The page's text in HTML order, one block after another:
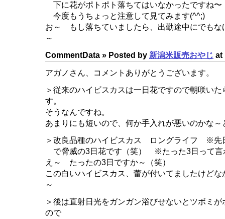
下に花がポトポト落ちてはいなかったですね〜
今度もうちょっと注意して見てみます(^^;)
お～ もし落ちていましたら、出勤途中にでもな
～
CommentData » Posted by 新潟米販売おやじ at
アガノさん、コメントありがとうございます。
＞従来のハイビスカスは一日花ですので朝咲い
す。
そうなんですね。
あまりにも短いので、何か手入れが悪いのかな～
＞改良品種のハイビスカス ロングライフ ※先
で脅威の3日花です（笑） ※たった3日って
え～ たったの3日ですか～（笑）
この白いハイビスカス、蕾が付いてましたけど
～
＞後は直射日光をガンガン浴びせないとツボミ
ので